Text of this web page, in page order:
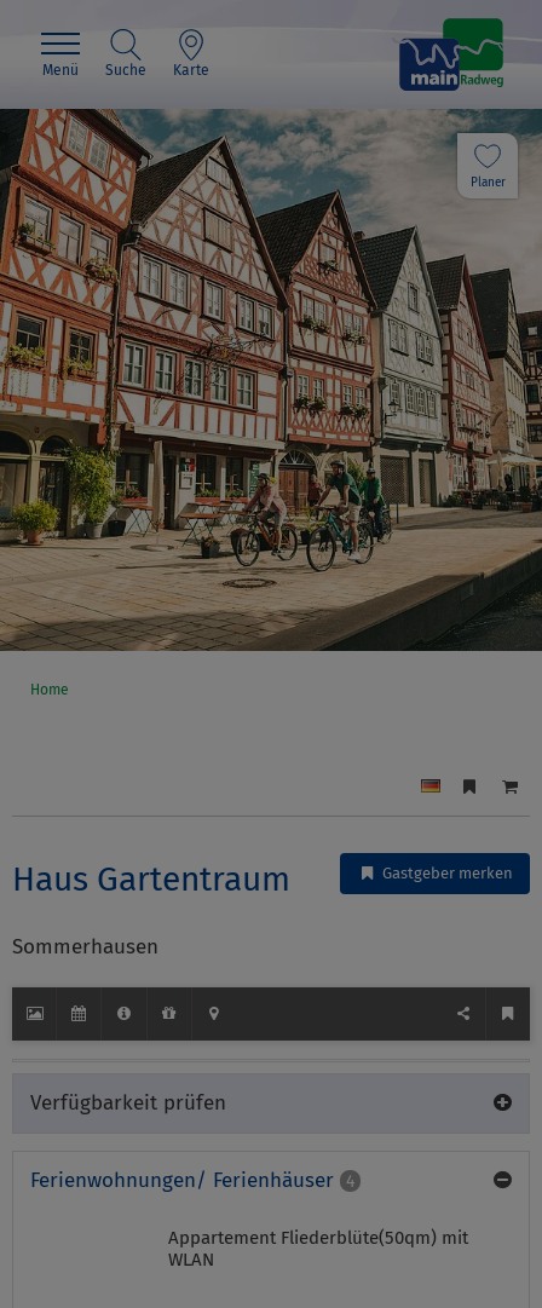
Menü Suche Karte
Planer
Home
Haus Gartentraum Gastgeber merken
Sommerhausen
Verfügbarkeit prüfen
Ferienwohnungen/ Ferienhäuser 4
Appartement Fliederblüte(50qm) mit
WLAN